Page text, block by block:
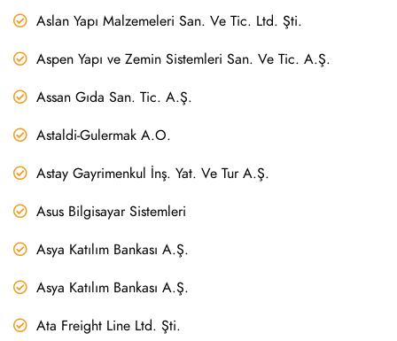
Aslan Yapı Malzemeleri San. Ve Tic. Ltd. Şti.
Aspen Yapı ve Zemin Sistemleri San. Ve Tic. A.Ş.
Assan Gıda San. Tic. A.Ş.
Astaldi-Gulermak A.O.
Astay Gayrimenkul İnş. Yat. Ve Tur A.Ş.
Asus Bilgisayar Sistemleri
Asya Katılım Bankası A.Ş.
Asya Katılım Bankası A.Ş.
Ata Freight Line Ltd. Şti.